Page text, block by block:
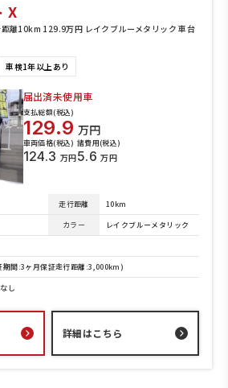
X
離10km 129.9万円 レイクブルーメタリック 車台
車検1年以上あり
届出済未使用車
支払総額(税込)
129.9 万円
車両価格(税込)
124.3 万円
諸費用(税込)
5.6 万円
走行距離
10km
カラー
レイクブルーメタリック
期間:3ヶ月保証走行距離:3,000km)
し
詳細はこちら